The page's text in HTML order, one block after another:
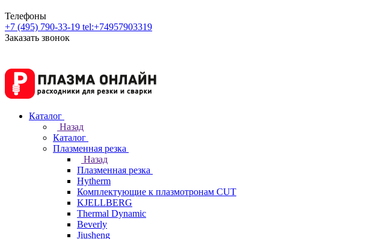
Телефоны
+7 (495) 790-33-19 tel:+74957903319
Заказать звонок
Каталог
Назад
Каталог
Плазменная резка
Назад
Плазменная резка
Hytherm
Комплектующие к плазмотронам CUT
KJELLBERG
Thermal Dynamic
Beverly
Jiusheng